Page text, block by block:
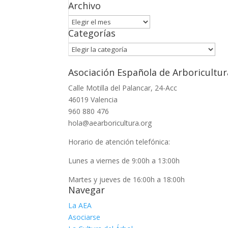
Archivo
Archivo
Categorías
Categorías
Asociación Española de
Calle Motilla del Palancar, 24-Acc
46019 Valencia
960 880 476
hola@aearboricultura.org
Horario de atención telefónica:
Lunes a viernes de 9:00h a 13:00h
Martes y jueves de 16:00h a 18:00h
Navegar
La AEA
Asociarse